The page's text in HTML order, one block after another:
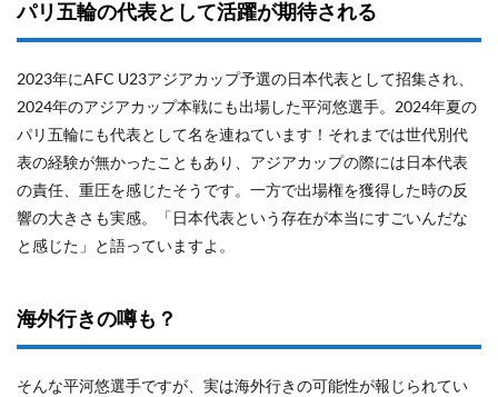
パリ五輪の代表として活躍が期待される
2023年にAFC U23アジアカップ予選の日本代表として招集され、
2024年のアジアカップ本戦にも出場した平河悠選手。2024年夏の
パリ五輪にも代表として名を連ねています！それまでは世代別代
表の経験が無かったこともあり、アジアカップの際には日本代表
の責任、重圧を感じたそうです。一方で出場権を獲得した時の反
響の大きさも実感。「日本代表という存在が本当にすごいんだな
と感じた」と語っていますよ。
海外行きの噂も？
そんな平河悠選手ですが、実は海外行きの可能性が報じられてい